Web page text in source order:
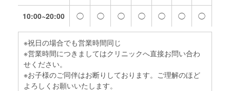
10:00~20:00 ◯ ◯ ◯ ◯ ◯ ◯ ◯
※祝日の場合でも営業時間同じ
※営業時間につきましてはクリニックへ直接お問い合わ
せください。
※お子様のご同伴はお断りしております。ご理解のほど
よろしくお願いいたします。